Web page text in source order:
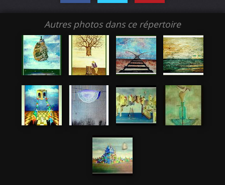
Autres photos dans ce répertoire